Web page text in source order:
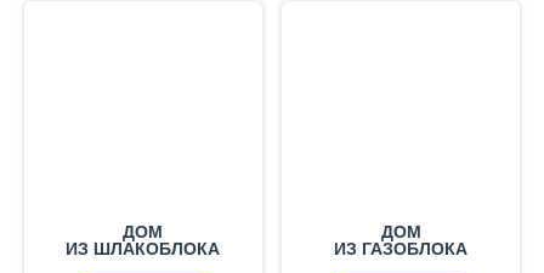
ДОМ
ИЗ ШЛАКОБЛОКА
ДОМ
ИЗ ГАЗОБЛОКА